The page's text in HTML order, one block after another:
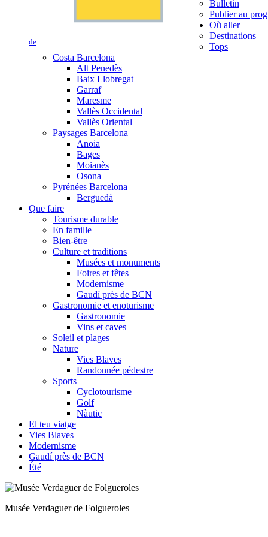
de
Bulletin
Publier au
Où aller
Destinations
Tops
Costa Barcelona
Alt Penedès
Baix Llobregat
Garraf
Maresme
Vallès Occidental
Vallès Oriental
Paysages Barcelona
Anoia
Bages
Moianès
Osona
Pyrénées Barcelona
Berguedà
Que faire
Tourisme durable
En famille
Bien-être
Culture et traditions
Musées et monuments
Foires et fêtes
Modernisme
Gaudí près de BCN
Gastronomie et enoturisme
Gastronomie
Vins et caves
Soleil et plages
Nature
Vies Blaves
Randonnée pédestre
Sports
Cyclotourisme
Golf
Nàutic
El teu viatge
Vies Blaves
Modernisme
Gaudí près de BCN
Été